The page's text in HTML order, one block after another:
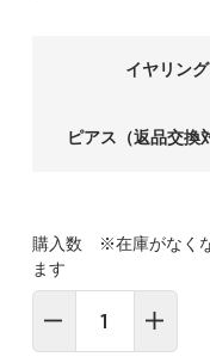
イヤリング
ピアス（返品交換
購入数 ※在庫がなく
ます